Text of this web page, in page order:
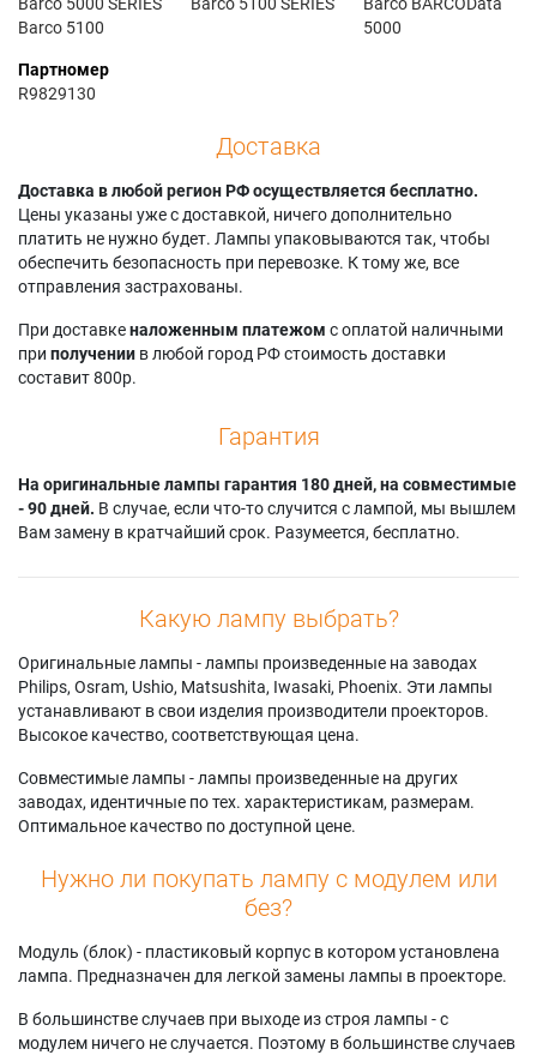
Barco 5100
5000
Партномер
R9829130
Доставка
Доставка в любой регион РФ осуществляется бесплатно.
Цены указаны уже с доставкой, ничего дополнительно
платить не нужно будет. Лампы упаковываются так, чтобы
обеспечить безопасность при перевозке. К тому же, все
отправления застрахованы.
При доставкеналоженным платежом с оплатой наличными
при получении в любой город РФ стоимость доставки
составит 800р.
Гарантия
На оригинальные лампы гарантия 180 дней, на совместимые
- 90 дней. В случае, если что-то случится с лампой, мы вышлем
Вам замену в кратчайший срок. Разумеется, бесплатно.
Какую лампу выбрать?
Оригинальные лампы - лампы произведенные на заводах
Philips, Osram, Ushio, Matsushita, Iwasaki, Phoenix. Эти лампы
устанавливают в свои изделия производители проекторов.
Высокое качество, соответствующая цена.
Совместимые лампы - лампы произведенные на других
заводах, идентичные по тех. характеристикам, размерам.
Оптимальное качество по доступной цене.
Нужно ли покупать лампу с модулем или
без?
Модуль (блок) - пластиковый корпус в котором установлена
лампа. Предназначен для легкой замены лампы в проекторе.
В большинстве случаев при выходе из строя лампы - с
модулем ничего не случается. Поэтому в большинстве случаев